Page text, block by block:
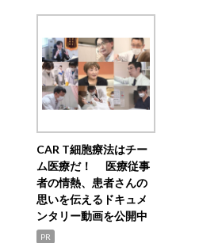
CAR T細胞療法はチー
ム医療だ！ 医療従事
者の情熱、患者さんの
思いを伝えるドキュメ
ンタリー動画を公開中
PR